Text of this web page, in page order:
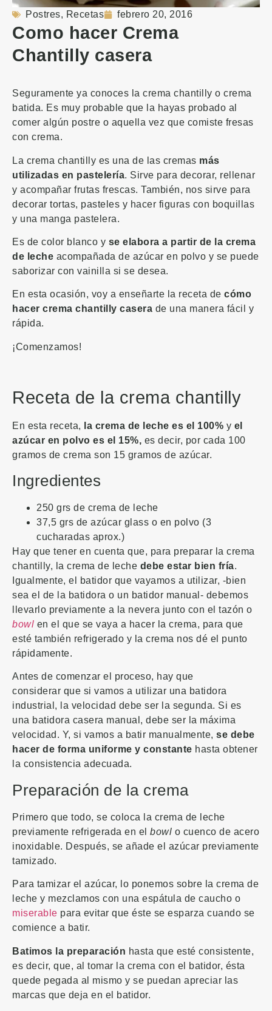
Postres, Recetas febrero 20, 2016
Como hacer Crema
Chantilly casera
Seguramente ya conoces la crema chantilly o crema
batida. Es muy probable que la hayas probado al
comer algún postre o aquella vez que comiste fresas
con crema.
La crema chantilly es una de las cremas más
utilizadas en pastelería. Sirve para decorar, rellenar
y acompañar frutas frescas. También, nos sirve para
decorar tortas, pasteles y hacer figuras con boquillas
y una manga pastelera.
Es de color blanco y se elabora a partir de la crema
de leche acompañada de azúcar en polvo y se puede
saborizar con vainilla si se desea.
En esta ocasión, voy a enseñarte la receta de cómo
hacer crema chantilly casera de una manera fácil y
rápida.
¡Comenzamos!
Receta de la crema chantilly
En esta receta, la crema de leche es el 100% y el
azúcar en polvo es el 15%, es decir, por cada 100
gramos de crema son 15 gramos de azúcar.
Ingredientes
250 grs de crema de leche
37,5 grs de azúcar glass o en polvo (3
cucharadas aprox.)
Hay que tener en cuenta que, para preparar la crema
chantilly, la crema de leche debe estar bien fría.
Igualmente, el batidor que vayamos a utilizar, -bien
sea el de la batidora o un batidor manual- debemos
llevarlo previamente a la nevera junto con el tazón o
bowl en el que se vaya a hacer la crema, para que
esté también refrigerado y la crema nos dé el punto
rápidamente.
Antes de comenzar el proceso, hay que
considerar que si vamos a utilizar una batidora
industrial, la velocidad debe ser la segunda. Si es
una batidora casera manual, debe ser la máxima
velocidad. Y, si vamos a batir manualmente, se debe
hacer de forma uniforme y constante hasta obtener
la consistencia adecuada.
Preparación de la crema
Primero que todo, se coloca la crema de leche
previamente refrigerada en el bowl o cuenco de acero
inoxidable. Después, se añade el azúcar previamente
tamizado.
Para tamizar el azúcar, lo ponemos sobre la crema de
leche y mezclamos con una espátula de caucho o
miserable para evitar que éste se esparza cuando se
comience a batir.
Batimos la preparación hasta que esté consistente,
es decir, que, al tomar la crema con el batidor, ésta
quede pegada al mismo y se puedan apreciar las
marcas que deja en el batidor.